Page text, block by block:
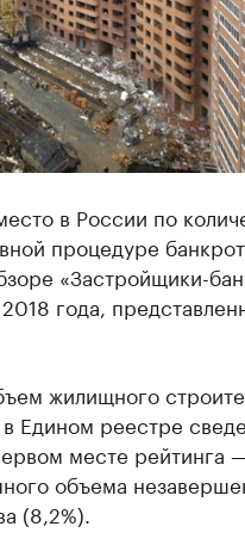
в России по
процедуре
«Застройщики-
года,
жилищного
Едином реестре
месте рейтинга
объема
(8,2%).